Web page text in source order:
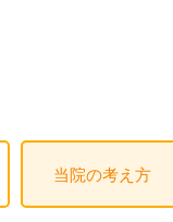
当院の考え方